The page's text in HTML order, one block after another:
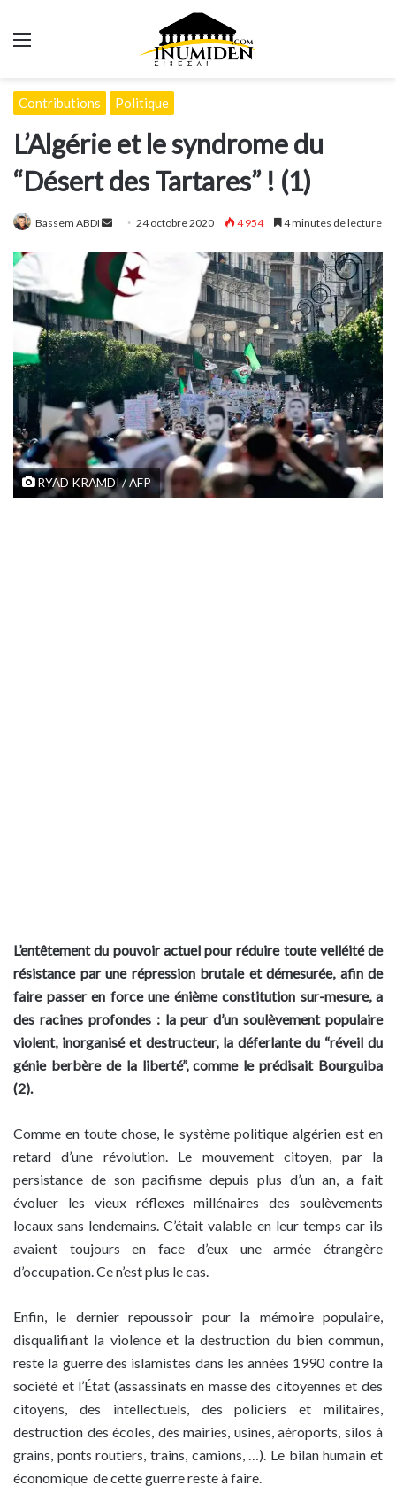
Menu
Contributions Politique
L’Algérie et le syndrome du
“Désert des Tartares” ! (1)
Bassem ABDI
Envoyer
courriel
24 octobre 2020 4 954 4 minutes de lecture
RYAD KRAMDI / AFP
L’entêtement du pouvoir actuel pour réduire toute velléité de
résistance par une répression brutale et démesurée, afin de
faire passer en force une énième constitution sur-mesure, a
des racines profondes : la peur d’un soulèvement populaire
violent, inorganisé et destructeur, la déferlante du “réveil du
génie berbère de la liberté”, comme le prédisait Bourguiba
(2).
Comme en toute chose, le système politique algérien est en
retard d’une révolution. Le mouvement citoyen, par la
persistance de son pacifisme depuis plus d’un an, a fait
évoluer les vieux réflexes millénaires des soulèvements
locaux sans lendemains. C’était valable en leur temps car ils
avaient toujours en face d’eux une armée étrangère
d’occupation. Ce n’est plus le cas.
Enfin, le dernier repoussoir pour la mémoire populaire,
disqualifiant la violence et la destruction du bien commun,
reste la guerre des islamistes dans les années 1990 contre la
société et l’État (assassinats en masse des citoyennes et des
citoyens, des intellectuels, des policiers et militaires,
destruction des écoles, des mairies, usines, aéroports, silos à
grains, ponts routiers, trains, camions, …). Le bilan humain et
économique de cette guerre reste à faire.